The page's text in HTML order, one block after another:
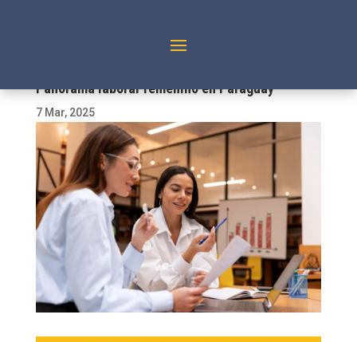
Panorama laboral femenino en Paraguay
7 Mar, 2025